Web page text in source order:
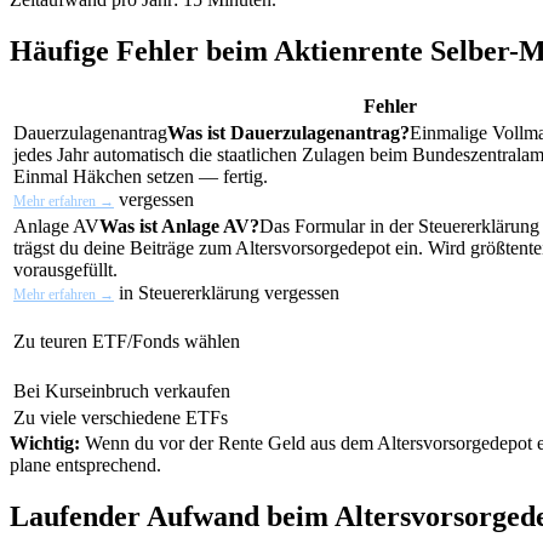
Häufige Fehler beim Aktienrente Selber-
Fehler
DauerzulagenantragWas ist Dauerzulagenantrag?Einmalige
jedes Jahr automatisch die staatlichen Zulagen beim
Einmal Häkchen setzen — fertig.
Mehr erfahren → vergessen
Anlage AVWas ist Anlage AV?Das Formular in der
trägst du deine Beiträge zum Altersvorsorgedepot ein. Wird
vorausgefüllt.
Mehr erfahren → in Steuererklärung vergessen
Zu teuren ETF/Fonds wählen
Bei Kurseinbruch verkaufen
Zu viele verschiedene ETFs
Wichtig: Wenn du vor der Rente Geld aus dem
plane entsprechend.
Laufender Aufwand beim